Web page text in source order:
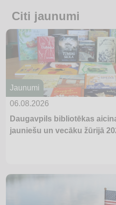
Citi jaunumi
Jaunumi
06.08.2026
Daugavpils bibliotēkas
jauniešu un vecāku žūrijā